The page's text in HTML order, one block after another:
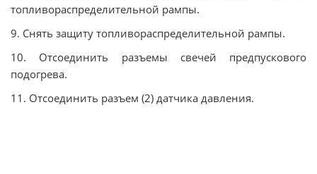
топливораспределительной рампы.
9. Снять защиту топливораспределительной рампы.
10. Отсоединить разъемы свечей предпускового
подогрева.
11. Отсоединить разъем (2) датчика давления.